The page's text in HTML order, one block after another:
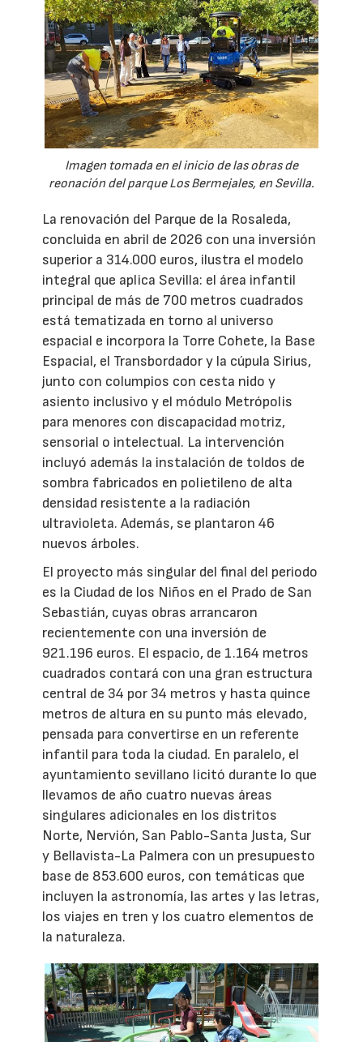
Imagen tomada en el inicio de las obras de
reonación del parque Los Bermejales, en Sevilla.
La renovación del Parque de la Rosaleda,
concluida en abril de 2026 con una inversión
superior a 314.000 euros, ilustra el modelo
integral que aplica Sevilla: el área infantil
principal de más de 700 metros cuadrados
está tematizada en torno al universo
espacial e incorpora la Torre Cohete, la Base
Espacial, el Transbordador y la cúpula Sirius,
junto con columpios con cesta nido y
asiento inclusivo y el módulo Metrópolis
para menores con discapacidad motriz,
sensorial o intelectual. La intervención
incluyó además la instalación de toldos de
sombra fabricados en polietileno de alta
densidad resistente a la radiación
ultravioleta. Además, se plantaron 46
nuevos árboles.
El proyecto más singular del final del periodo
es la Ciudad de los Niños en el Prado de San
Sebastián, cuyas obras arrancaron
recientemente con una inversión de
921.196 euros. El espacio, de 1.164 metros
cuadrados contará con una gran estructura
central de 34 por 34 metros y hasta quince
metros de altura en su punto más elevado,
pensada para convertirse en un referente
infantil para toda la ciudad. En paralelo, el
ayuntamiento sevillano licitó durante lo que
llevamos de año cuatro nuevas áreas
singulares adicionales en los distritos
Norte, Nervión, San Pablo-Santa Justa, Sur
y Bellavista-La Palmera con un presupuesto
base de 853.600 euros, con temáticas que
incluyen la astronomía, las artes y las letras,
los viajes en tren y los cuatro elementos de
la naturaleza.